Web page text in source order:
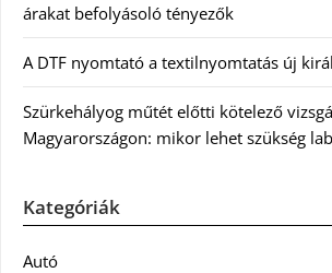
árakat befolyásoló tényezők
A DTF nyomtató a textilnyomtatás új
Szürkehályog műtét előtti kötelező
Magyarországon: mikor lehet szükség
Kategóriák
Autó